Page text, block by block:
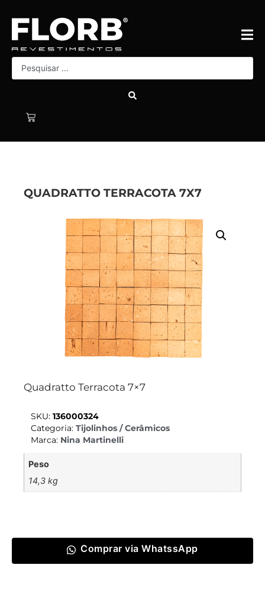
QUADRATTO TERRACOTA 7X7
Quadratto Terracota 7×7
SKU: 136000324
Categoria: Tijolinhos / Cerâmicos
Marca: Nina Martinelli
Peso
14,3 kg
Comprar via WhatssApp